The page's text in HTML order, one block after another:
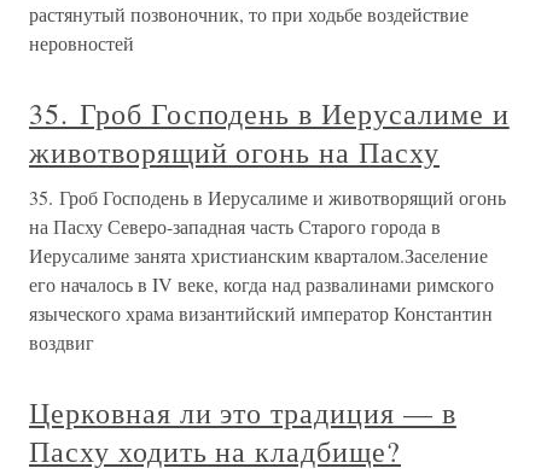
растянутый позвоночник, то при ходьбе воздействие
неровностей
35. Гроб Господень в Иерусалиме и
животворящий огонь на Пасху
35. Гроб Господень в Иерусалиме и животворящий огонь
на Пасху Северо-западная часть Старого города в
Иерусалиме занята христианским кварталом.Заселение
его началось в IV веке, когда над развалинами римского
языческого храма византийский император Константин
воздвиг
Церковная ли это традиция — в
Пасху ходить на кладбище?